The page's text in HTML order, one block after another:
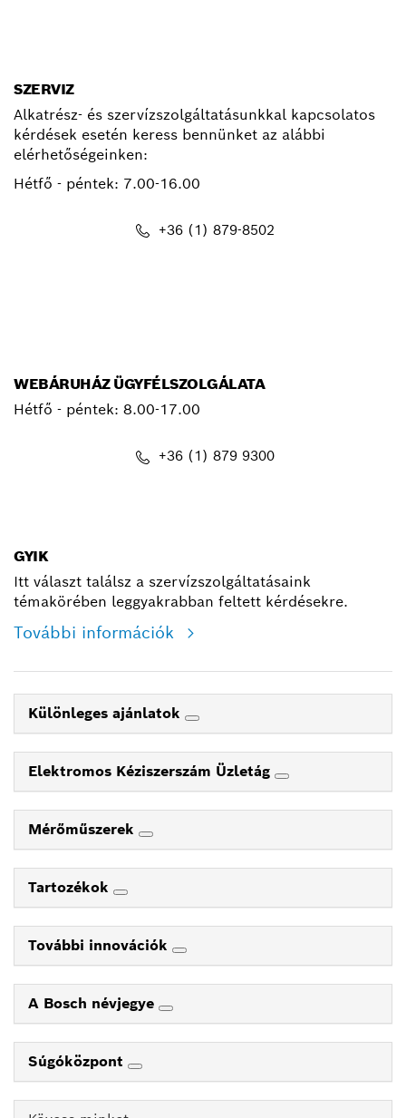
SZERVIZ
Alkatrész- és szervízszolgáltatásunkkal kapcsolatos
kérdések esetén keress bennünket az alábbi
elérhetőségeinken:
Hétfő - péntek: 7.00-16.00
+36 (1) 879-8502
WEBÁRUHÁZ ÜGYFÉLSZOLGÁLATA
Hétfő - péntek: 8.00-17.00
+36 (1) 879 9300
GYIK
Itt választ találsz a szervízszolgáltatásaink
témakörében leggyakrabban feltett kérdésekre.
További információk
Különleges ajánlatok
Elektromos Kéziszerszám Üzletág
Mérőműszerek
Tartozékok
További innovációk
A Bosch névjegye
Súgóközpont